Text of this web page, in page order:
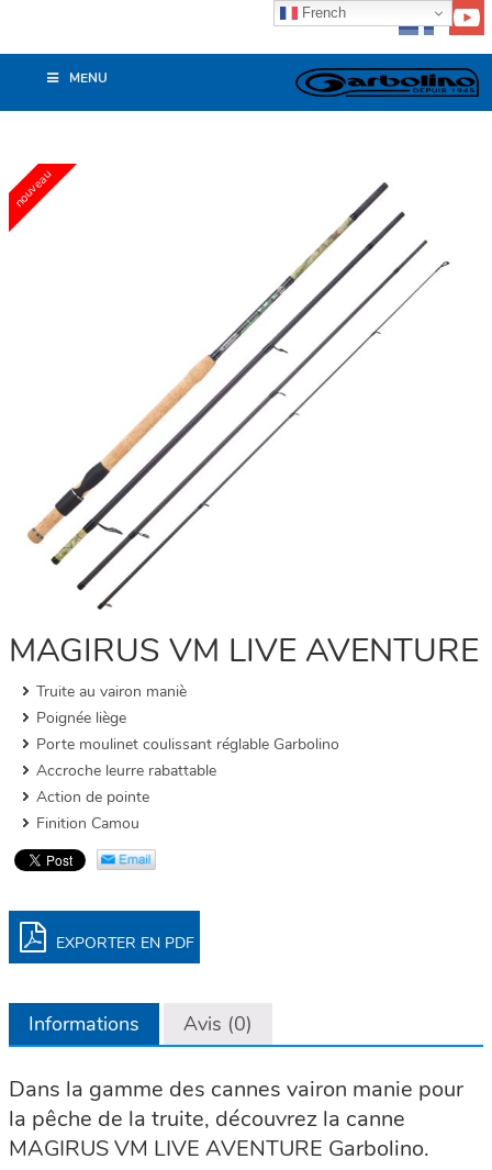
MENU
MAGIRUS VM LIVE AVENTURE
Truite au vairon maniè
Poignée liège
Porte moulinet coulissant réglable Garbolino
Accroche leurre rabattable
Action de pointe
Finition Camou
EXPORTER EN PDF
Informations Avis (0)
Dans la gamme des cannes vairon manie pour
la pêche de la truite, découvrez la canne
MAGIRUS VM LIVE AVENTURE Garbolino.
French